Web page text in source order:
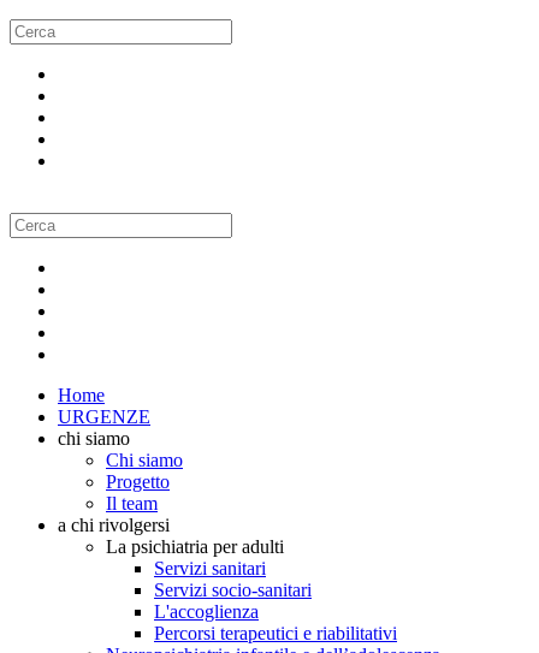
Home
URGENZE
chi siamo
Chi siamo
Progetto
Il team
a chi rivolgersi
La psichiatria per adulti
Servizi sanitari
Servizi socio-sanitari
L'accoglienza
Percorsi terapeutici e riabilitativi